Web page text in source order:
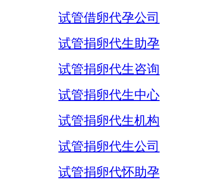
试管借卵代孕公司
试管捐卵代生助孕
试管捐卵代生咨询
试管捐卵代生中心
试管捐卵代生机构
试管捐卵代生公司
试管捐卵代怀助孕